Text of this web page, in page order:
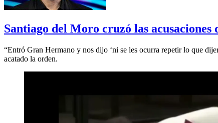
Santiago del Moro cruzó las
“Entró Gran Hermano y nos dijo ‘ni se les ocurra repetir lo que
acatado la orden.